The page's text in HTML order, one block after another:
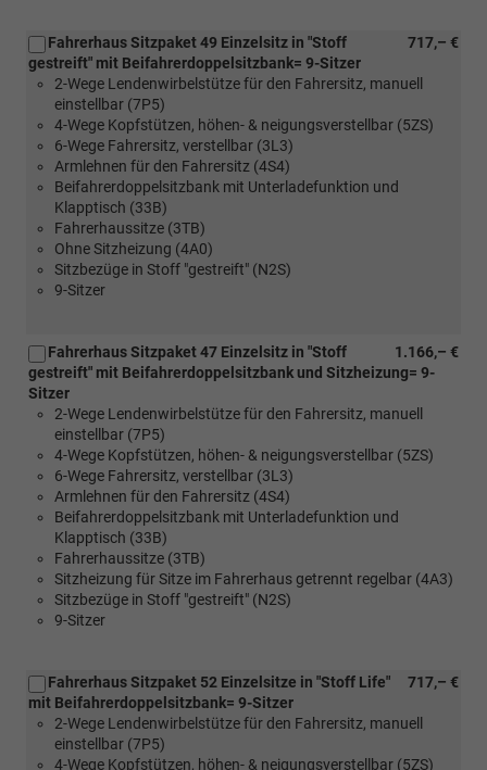
717,– €
Fahrerhaus Sitzpaket 49 Einzelsitz in "Stoff
gestreift" mit Beifahrerdoppelsitzbank= 9-Sitzer
2-Wege Lendenwirbelstütze für den Fahrersitz, manuell
einstellbar (7P5)
4-Wege Kopfstützen, höhen- & neigungsverstellbar (5ZS)
6-Wege Fahrersitz, verstellbar (3L3)
Armlehnen für den Fahrersitz (4S4)
Beifahrerdoppelsitzbank mit Unterladefunktion und
Klapptisch (33B)
Fahrerhaussitze (3TB)
Ohne Sitzheizung (4A0)
Sitzbezüge in Stoff "gestreift" (N2S)
9-Sitzer
1.166,– €
Fahrerhaus Sitzpaket 47 Einzelsitz in "Stoff
gestreift" mit Beifahrerdoppelsitzbank und Sitzheizung= 9-
Sitzer
2-Wege Lendenwirbelstütze für den Fahrersitz, manuell
einstellbar (7P5)
4-Wege Kopfstützen, höhen- & neigungsverstellbar (5ZS)
6-Wege Fahrersitz, verstellbar (3L3)
Armlehnen für den Fahrersitz (4S4)
Beifahrerdoppelsitzbank mit Unterladefunktion und
Klapptisch (33B)
Fahrerhaussitze (3TB)
Sitzheizung für Sitze im Fahrerhaus getrennt regelbar (4A3)
Sitzbezüge in Stoff "gestreift" (N2S)
9-Sitzer
717,– €
Fahrerhaus Sitzpaket 52 Einzelsitze in "Stoff Life"
mit Beifahrerdoppelsitzbank= 9-Sitzer
2-Wege Lendenwirbelstütze für den Fahrersitz, manuell
einstellbar (7P5)
4-Wege Kopfstützen, höhen- & neigungsverstellbar (5ZS)